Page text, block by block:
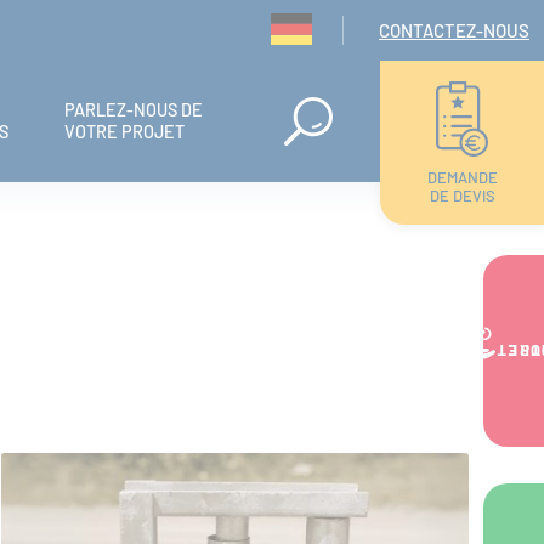
Navigation
CONTACTEZ-NOUS
PARLEZ-NOUS DE
VOTRE PROJET
DEMANDE
DE DEVIS
VOTRE